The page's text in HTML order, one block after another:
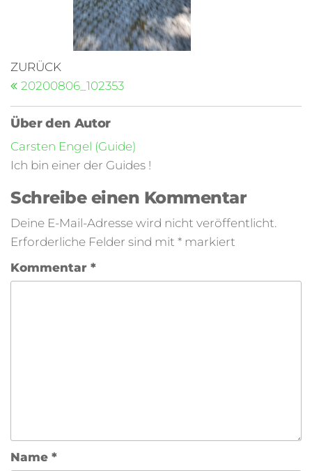
ZURÜCK
20200806_102353
Über den Autor
Carsten Engel (Guide)
Ich bin einer der Guides !
Schreibe einen Kommentar
Deine E-Mail-Adresse wird nicht veröffentlicht.
Erforderliche Felder sind mit * markiert
Kommentar *
Name *